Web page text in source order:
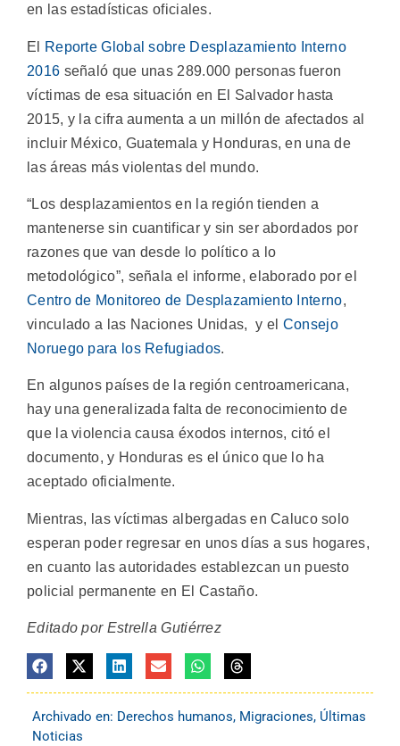
en las estadísticas oficiales.
El
Reporte Global sobre Desplazamiento Interno
2016 señaló que unas 289.000 personas fueron
víctimas de esa situación en El Salvador hasta
2015, y la cifra aumenta a un millón de afectados al
incluir México, Guatemala y Honduras, en una de
las áreas más violentas del mundo.
“Los desplazamientos en la región tienden a
mantenerse sin cuantificar y sin ser abordados por
razones que van desde lo político a lo
metodológico”, señala el informe, elaborado por el
Centro de Monitoreo de Desplazamiento Interno,
vinculado a las Naciones Unidas, y el Consejo
Noruego para los Refugiados.
En algunos países de la región centroamericana,
hay una generalizada falta de reconocimiento de
que la violencia causa éxodos internos, citó el
documento, y Honduras es el único que lo ha
aceptado oficialmente.
Mientras, las víctimas albergadas en Caluco solo
esperan poder regresar en unos días a sus hogares,
en cuanto las autoridades establezcan un puesto
policial permanente en El Castaño.
Editado por Estrella Gutiérrez
Archivado en: Derechos humanos, Migraciones, Últimas
Noticias